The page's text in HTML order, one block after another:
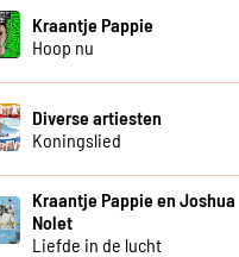
Kraantje Pappie
Hoop nu
Diverse artiesten
Koningslied
Kraantje Pappie en Joshua
Nolet
Liefde in de lucht